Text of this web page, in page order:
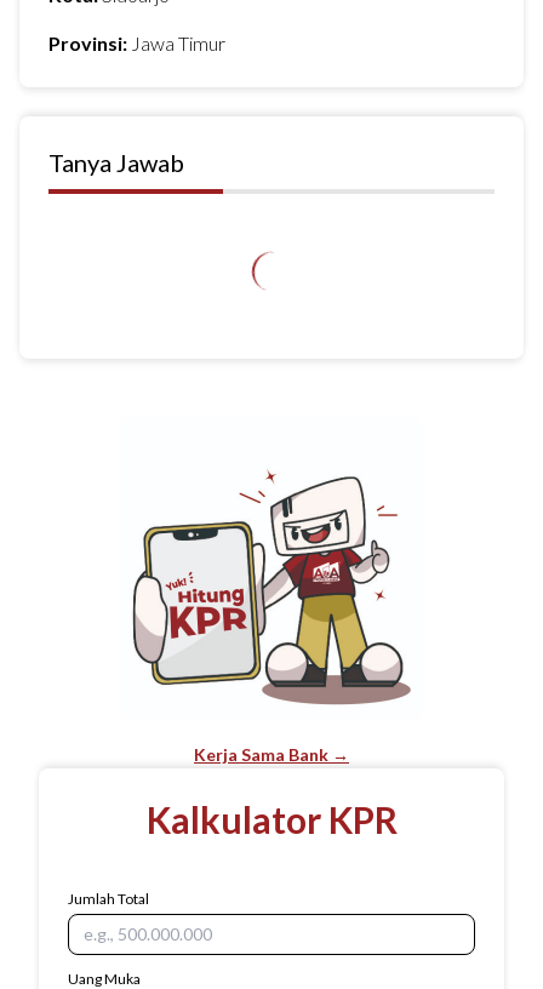
Kerja Sama Bank →
Kalkulator KPR
Jumlah Total
Uang Muka
Provinsi: Jawa Timur
Tanya Jawab